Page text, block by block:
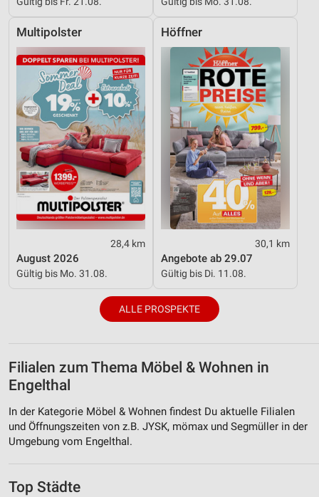
Multipolster
28,4 km
August 2026
Gültig bis Mo. 31.08.
Höffner
30,1 km
Angebote ab 29.07
Gültig bis Di. 11.08.
ALLE PROSPEKTE
Filialen zum Thema Möbel & Wohnen in
Engelthal
In der Kategorie Möbel & Wohnen findest Du aktuelle Filialen
und Öffnungszeiten von z.B. JYSK, mömax und Segmüller in der
Umgebung vom Engelthal.
Top Städte